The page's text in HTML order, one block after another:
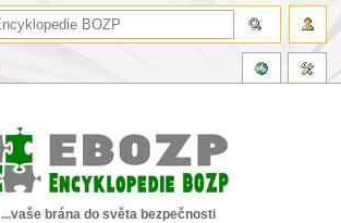
...vaše brána do světa bezpečnosti